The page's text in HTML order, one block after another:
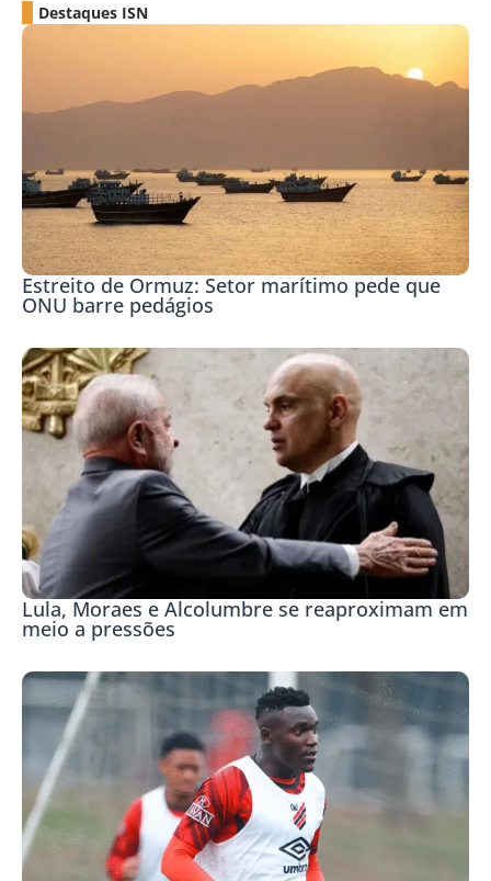
Destaques ISN
Estreito de Ormuz: Setor marítimo pede que
ONU barre pedágios
Lula, Moraes e Alcolumbre se reaproximam em
meio a pressões